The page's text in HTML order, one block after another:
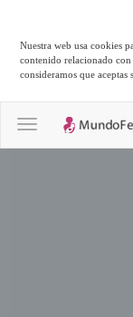
Nuestra web usa cookies
contenido relacionado con
consideramos que aceptas
Toggle